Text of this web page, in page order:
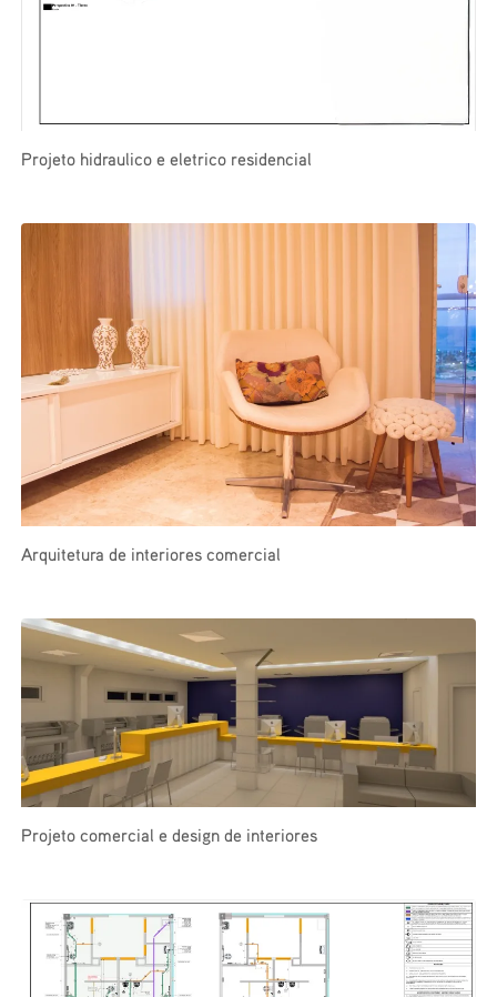
Projeto hidraulico e eletrico residencial
Arquitetura de interiores comercial
Projeto comercial e design de interiores